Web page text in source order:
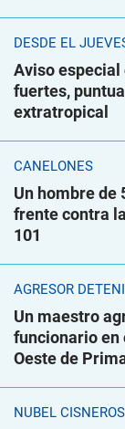
DESDE EL
Aviso
fuertes,
extratropical
CANELONES
Un hombre de
frente contra
101
AGRESOR
Un maestro
funcionario en
Oeste de
NUBEL CISNEROS